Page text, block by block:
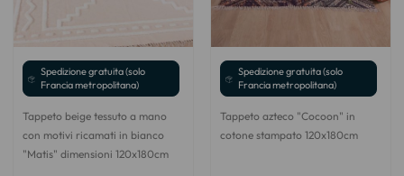
Spedizione gratuita (solo
Francia metropolitana)
Tappeto beige tessuto a mano
con motivi ricamati in bianco
"Matis" dimensioni 120x180cm
Spedizione gratuita (solo
Francia metropolitana)
Tappeto azteco "Cocoon" in
cotone stampato 120x180cm